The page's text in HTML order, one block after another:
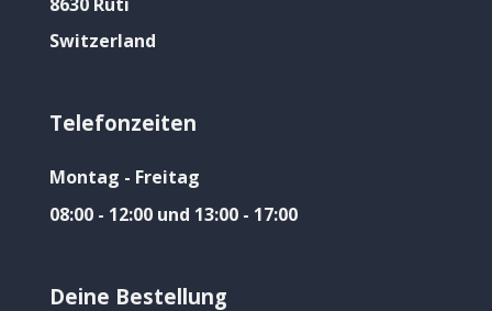
Switzerland
Telefonzeiten
Montag - Freitag
08:00 - 12:00 und 13:00 - 17:00
Deine Bestellung